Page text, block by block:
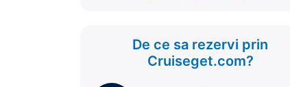
De ce sa rezervi prin
Cruiseget.com?